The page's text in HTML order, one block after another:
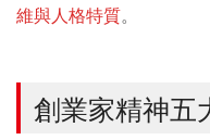
維與人格特質。
創業家精神五